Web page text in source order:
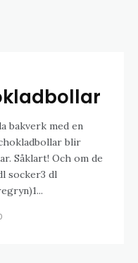
bakverk med en
blir
Såklart! Och om de